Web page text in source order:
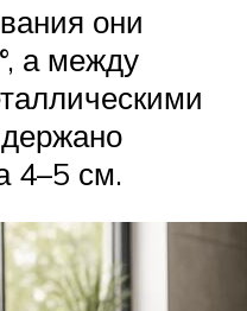
они
а между
4–5 см.